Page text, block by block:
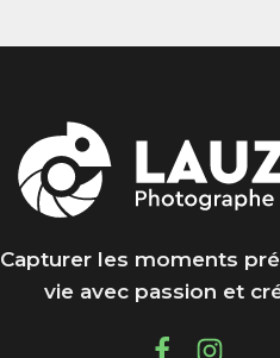
Capturer les moments
vie avec passion et